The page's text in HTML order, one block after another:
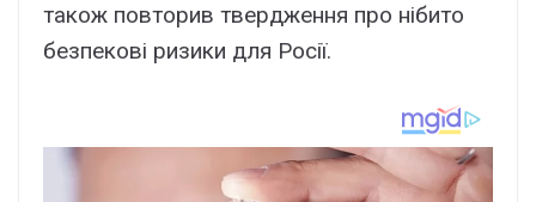
також повторив твердження про нібито
безпекові ризики для Росії.